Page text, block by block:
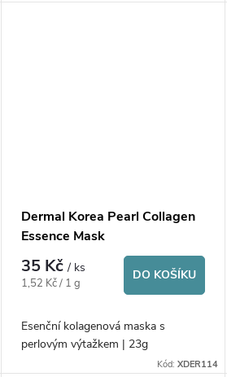
Dermal Korea Pearl Collagen
Essence Mask
35 Kč/ ks
Měrná
1,52 Kč / 1 g
DO KOŠÍKU
Esenční kolagenová maska s
perlovým výtažkem | 23g
Kód: XDER114